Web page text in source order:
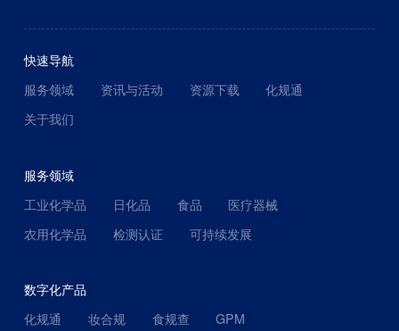
快速导航
服务领域
资讯与活动 资源下载
化规通
关于我们
服务领域
工业化学品
日化品 食品
医疗器械
农用化学品
检测认证 可持续发展
数字化产品
化规通
妆合规 食规查 GPM